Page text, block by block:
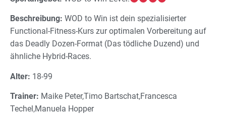
Beschreibung: WOD to Win ist dein spezialisierter
Functional-Fitness-Kurs zur optimalen Vorbereitung auf
das Deadly Dozen-Format (Das tödliche Duzend) und
ähnliche Hybrid-Races.
Alter: 18-99
Trainer: Maike Peter,Timo Bartschat,Francesca
Techel,Manuela Hopper